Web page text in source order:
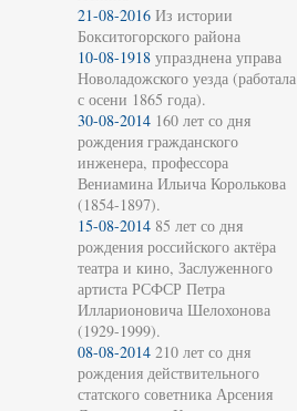
21-08-2016 Из истории
Бокситогорского района
10-08-1918 упразднена управа
Новоладожского уезда (работала
с осени 1865 года).
30-08-2014 160 лет со дня
рождения гражданского
инженера, профессора
Вениамина Ильича Королькова
(1854-1897).
15-08-2014 85 лет со дня
рождения российского актёра
театра и кино, Заслуженного
артиста РСФСР Петра
Илларионовича Шелохонова
(1929-1999).
08-08-2014 210 лет со дня
рождения действительного
статского советника Арсения